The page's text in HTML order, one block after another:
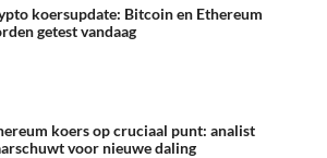
koersupdate: Bitcoin en Ethereum
getest vandaag
koers op cruciaal punt: analist
voor nieuwe daling